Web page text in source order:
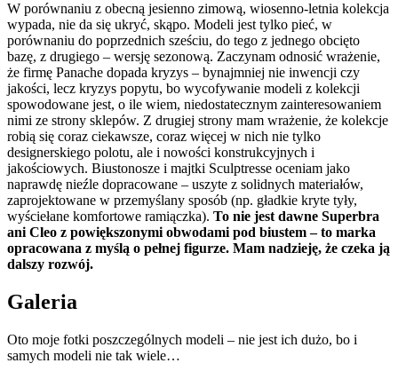
W porównaniu z obecną jesienno zimową, wiosenno-letnia kolekcja
wypada, nie da się ukryć, skąpo. Modeli jest tylko pieć, w
porównaniu do poprzednich sześciu, do tego z jednego obcięto
bazę, z drugiego – wersję sezonową. Zaczynam odnosić wrażenie,
że firmę Panache dopada kryzys – bynajmniej nie inwencji czy
jakości, lecz kryzys popytu, bo wycofywanie modeli z kolekcji
spowodowane jest, o ile wiem, niedostatecznym zainteresowaniem
nimi ze strony sklepów. Z drugiej strony mam wrażenie, że kolekcje
robią się coraz ciekawsze, coraz więcej w nich nie tylko
designerskiego polotu, ale i nowości konstrukcyjnych i
jakościowych. Biustonosze i majtki Sculptresse oceniam jako
naprawdę nieźle dopracowane – uszyte z solidnych materiałów,
zaprojektowane w przemyślany sposób (np. gładkie kryte tyły,
wyściełane komfortowe ramiączka). To nie jest dawne Superbra
ani Cleo z powiększonymi obwodami pod biustem – to marka
opracowana z myślą o pełnej figurze. Mam nadzieję, że czeka ją
dalszy rozwój.
Galeria
Oto moje fotki poszczególnych modeli – nie jest ich dużo, bo i
samych modeli nie tak wiele…